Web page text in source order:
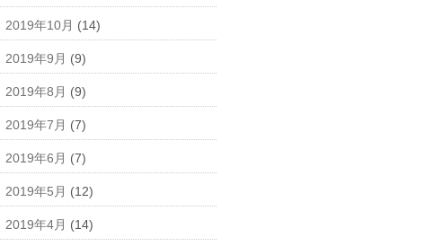
2019年10月 (14)
2019年9月 (9)
2019年8月 (9)
2019年7月 (7)
2019年6月 (7)
2019年5月 (12)
2019年4月 (14)